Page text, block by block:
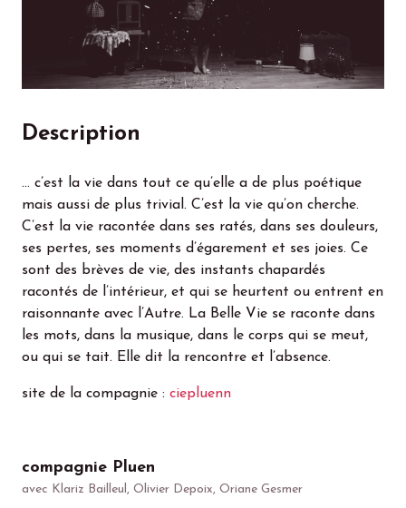
compagnie Pluen
avec Klariz Bailleul, Olivier Depoix, Oriane Gesmer
Description
… c’est la vie dans tout ce qu’elle a de plus poétique
mais aussi de plus trivial. C’est la vie qu’on cherche.
C’est la vie racontée dans ses ratés, dans ses douleurs,
ses pertes, ses moments d’égarement et ses joies. Ce
sont des brèves de vie, des instants chapardés
racontés de l’intérieur, et qui se heurtent ou entrent en
raisonnante avec l’Autre. La Belle Vie se raconte dans
les mots, dans la musique, dans le corps qui se meut,
ou qui se tait. Elle dit la rencontre et l’absence.
site de la compagnie : ciepluenn